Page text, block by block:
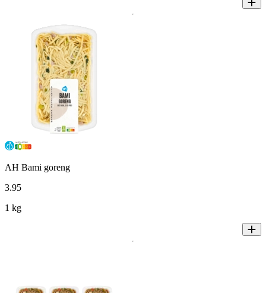
AH Bami goreng
3.95
1 kg